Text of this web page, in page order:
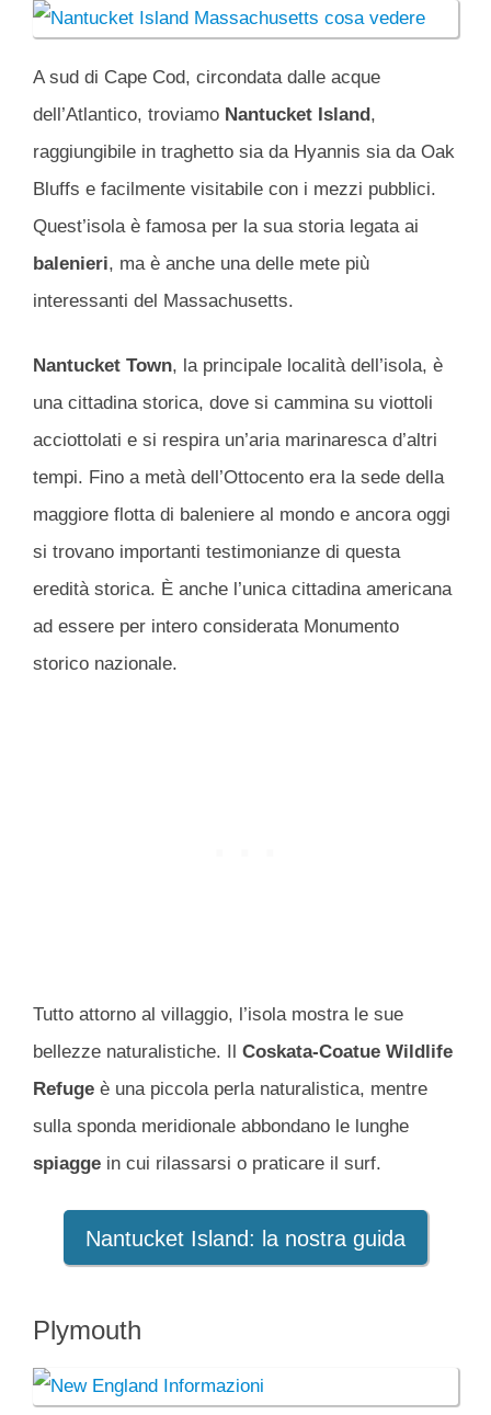
A sud di Cape Cod, circondata dalle acque
dell’Atlantico, troviamo Nantucket Island,
raggiungibile in traghetto sia da Hyannis sia da Oak
Bluffs e facilmente visitabile con i mezzi pubblici.
Quest’isola è famosa per la sua storia legata ai
balenieri, ma è anche una delle mete più
interessanti del Massachusetts.
Nantucket Town, la principale località dell’isola, è
una cittadina storica, dove si cammina su viottoli
acciottolati e si respira un’aria marinaresca d’altri
tempi. Fino a metà dell’Ottocento era la sede della
maggiore flotta di baleniere al mondo e ancora oggi
si trovano importanti testimonianze di questa
eredità storica. È anche l’unica cittadina americana
ad essere per intero considerata Monumento
storico nazionale.
Tutto attorno al villaggio, l’isola mostra le sue
bellezze naturalistiche. Il Coskata-Coatue Wildlife
Refuge è una piccola perla naturalistica, mentre
sulla sponda meridionale abbondano le lunghe
spiagge in cui rilassarsi o praticare il surf.
Nantucket Island: la nostra guida
Plymouth